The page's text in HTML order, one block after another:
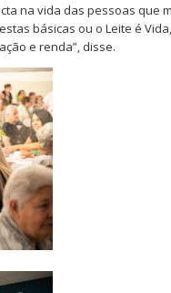
na vida das pessoas que
básicas ou o Leite é
e renda”, disse.